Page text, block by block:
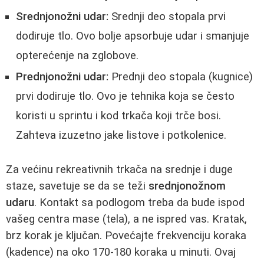
Srednjonožni udar: Srednji deo stopala prvi
dodiruje tlo. Ovo bolje apsorbuje udar i smanjuje
opterećenje na zglobove.
Prednjonožni udar: Prednji deo stopala (kugnice)
prvi dodiruje tlo. Ovo je tehnika koja se često
koristi u sprintu i kod trkača koji trče bosi.
Zahteva izuzetno jake listove i potkolenice.
Za većinu rekreativnih trkača na srednje i duge
staze, savetuje se da se teži srednjonožnom
udaru. Kontakt sa podlogom treba da bude ispod
vašeg centra mase (tela), a ne ispred vas. Kratak,
brz korak je ključan. Povećajte frekvenciju koraka
(kadence) na oko 170-180 koraka u minuti. Ovaj